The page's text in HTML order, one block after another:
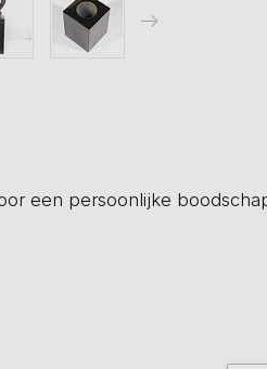
een persoonlijke